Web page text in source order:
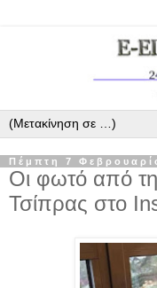
Πέμπτη 7
Οι φωτό από
Τσίπρας στο